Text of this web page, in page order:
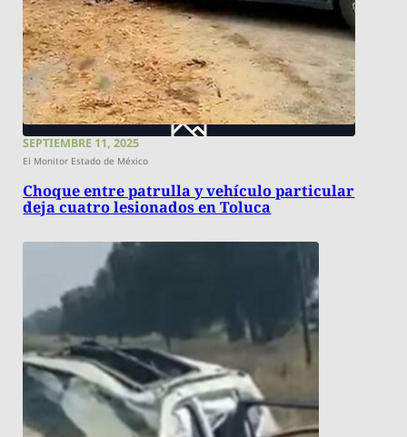
SEPTIEMBRE 11, 2025
El Monitor Estado de México
Choque entre patrulla y vehículo particular
deja cuatro lesionados en Toluca